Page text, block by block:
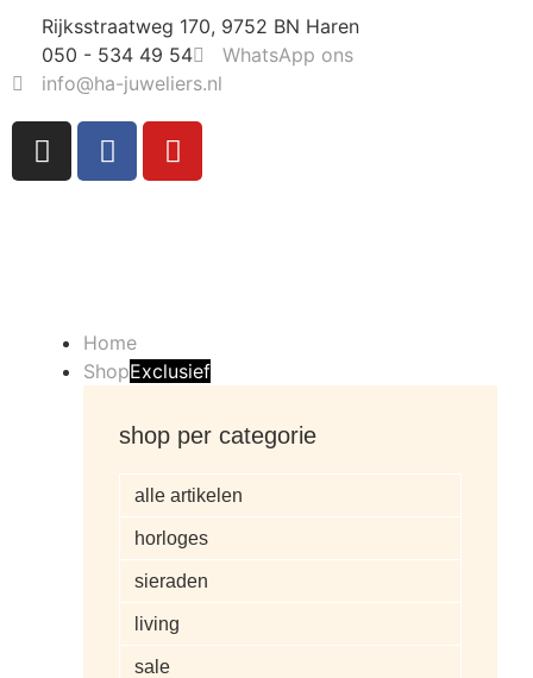
Rijksstraatweg 170, 9752 BN Haren
050 - 534 49 54
WhatsApp ons
info@ha-juweliers.nl
Home
ShopExclusief
shop per categorie
alle artikelen
horloges
sieraden
living
sale